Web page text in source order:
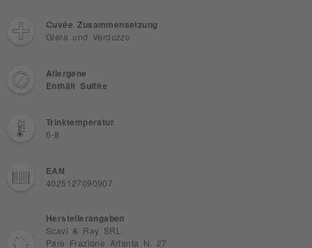
Cuvée Zusammensetzung
Glera und Verduzzo
Allergene
Enthält Sulfite
Trinktemperatur
6-8
EAN
4025127090907
Herstellerangaben
Scavi & Ray SRL
Pare Frazione Arfanta N. 27